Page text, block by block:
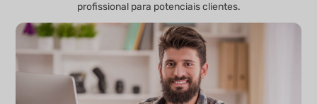
profissional para potenciais clientes.